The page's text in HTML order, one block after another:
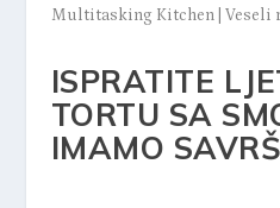
Multitasking Kitchen| Veseli
ISPRATITE
TORTU SA
IMAMO